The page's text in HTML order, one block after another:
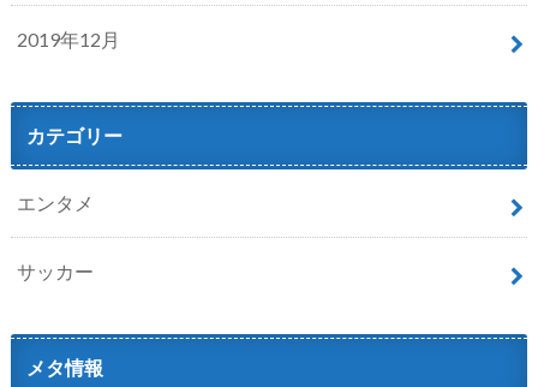
2019年12月
カテゴリー
エンタメ
サッカー
メタ情報